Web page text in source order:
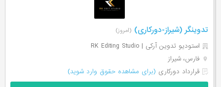
تدوینگر (شیراز-دورکاری) (امروز)
استودیو تدوین آرکی | RK Editing Studio
فارس، شیراز
قرارداد دورکاری (برای مشاهده حقوق وارد شوید)